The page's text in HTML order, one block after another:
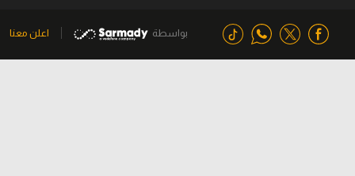
بواسطة اعلن معنا